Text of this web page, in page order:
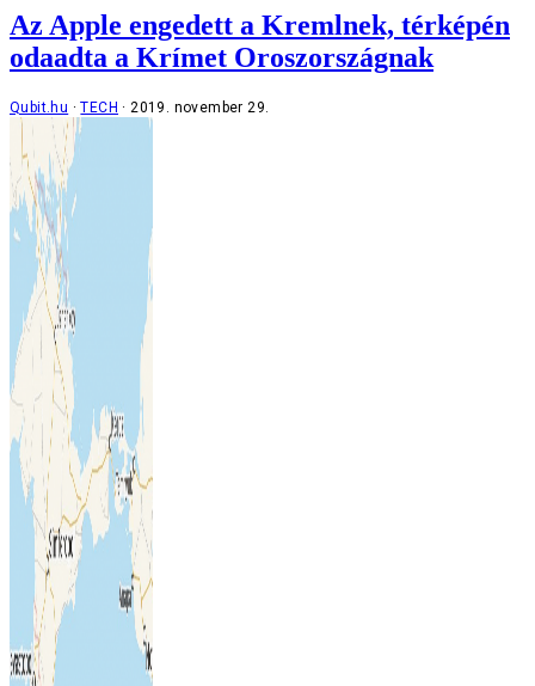
Az Apple engedett a Kremlnek, térképén
odaadta a Krímet Oroszországnak
Qubit.hu TECH 2019. november 29.